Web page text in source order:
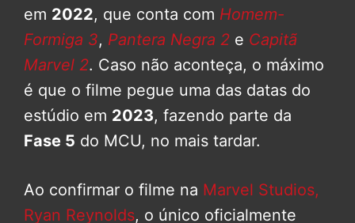
em 2022, que conta com Homem-
Formiga 3, Pantera Negra 2 e Capitã
Marvel 2. Caso não aconteça, o máximo
é que o filme pegue uma das datas do
estúdio em 2023, fazendo parte da
Fase 5 do MCU, no mais tardar.
Ao confirmar o filme na Marvel Studios,
Ryan Reynolds, o único oficialmente